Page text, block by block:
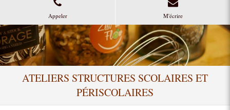
Appeler M'écrire
ATELIERS STRUCTURES SCOLAIRES ET
PÉRISCOLAIRES